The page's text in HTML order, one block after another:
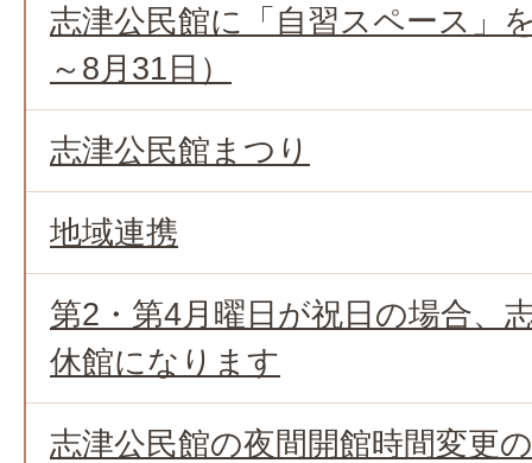
志津公民館に「自習スペース」
～8月31日）
志津公民館まつり
地域連携
第2・第4月曜日が祝日の場合、
休館になります
志津公民館の夜間開館時間変更